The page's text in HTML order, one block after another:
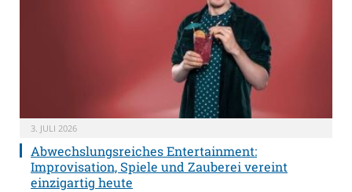
3. JULI 2026
Abwechslungsreiches Entertainment:
Improvisation, Spiele und Zauberei vereint
einzigartig heute